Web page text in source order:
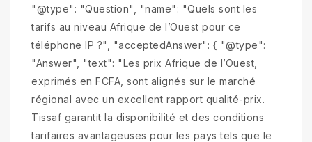
"@type": "Question", "name": "Quels sont les
tarifs au niveau Afrique de l’Ouest pour ce
téléphone IP ?", "acceptedAnswer": { "@type":
"Answer", "text": "Les prix Afrique de l’Ouest,
exprimés en FCFA, sont alignés sur le marché
régional avec un excellent rapport qualité-prix.
Tissaf garantit la disponibilité et des conditions
tarifaires avantageuses pour les pays tels que le